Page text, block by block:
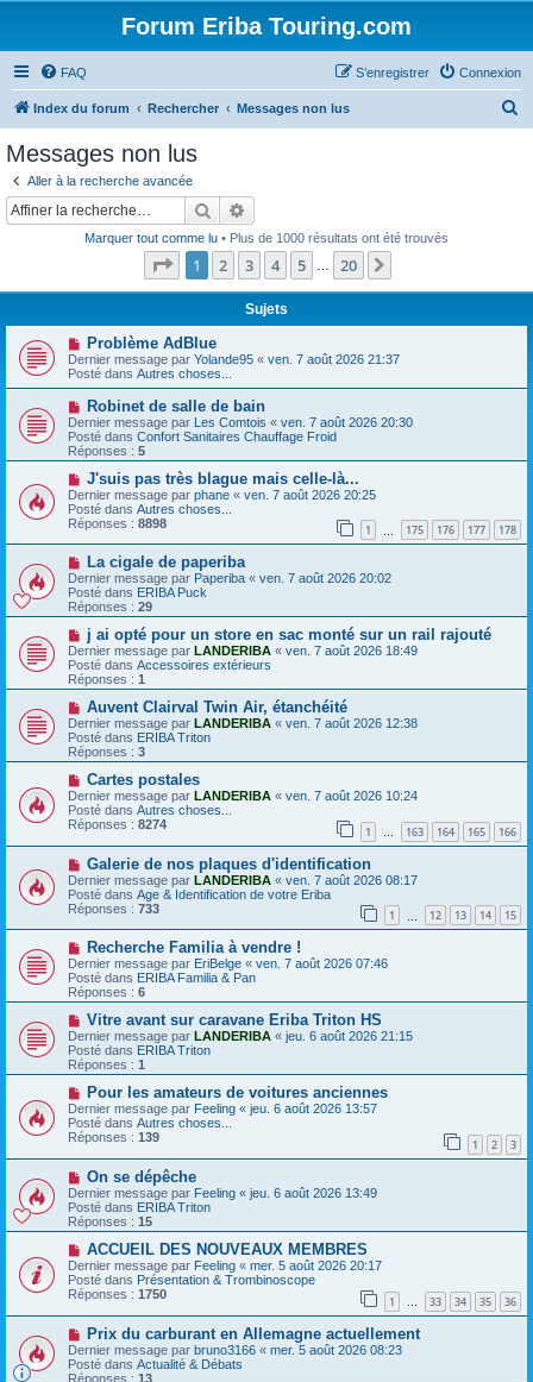
Forum Eriba Touring.com
FAQ Connexion
S’enregistrer
Index du forum Rechercher Messages non lus
Messages non lus
Aller à la recherche avancée
Rechercher
Marquer tout comme lu • Plus de 1000 résultats ont été trouvés
Page 1sur20
1 2 3 4 5 20
Sujets
N
o
u
v
e
a
u
m
e
s
a
g
e
Problème AdBlue
Dernier message par Yolande95 « ven. 7 août 2026 21:37
Posté dans Autres choses...
N
o
u
v
e
u
m
e
s
s
a
g
e
Robinet de salle de bain
Dernier message par Les Comtois « ven. 7 août 2026 20:30
Posté dans Confort Sanitaires Chauffage Froid
Réponses : 5
N
o
u
v
e
a
m
e
s
s
a
g
e
J'suis pas très blague mais celle-là...
Dernier message par phane « ven. 7 août 2026 20:25
Posté dans Autres choses...
Réponses : 8898 1 175 176 177 178
N
o
u
v
e
a
u
m
e
s
a
g
e
La cigale de paperiba
Dernier message par Paperiba « ven. 7 août 2026 20:02
Posté dans ERIBA Puck
Réponses : 29
N
o
u
v
e
u
m
e
s
s
a
g
e
j ai opté pour un store en sac monté sur un rail rajouté
Dernier message par LANDERIBA « ven. 7 août 2026 18:49
Posté dans Accessoires extérieurs
Réponses : 1
N
o
u
v
e
a
m
e
s
s
a
g
e
Auvent Clairval Twin Air, étanchéité
Dernier message par LANDERIBA « ven. 7 août 2026 12:38
Posté dans ERIBA Triton
Réponses : 3
N
o
u
v
e
a
u
m
e
s
s
a
e
Cartes postales
Dernier message par LANDERIBA « ven. 7 août 2026 10:24
Posté dans Autres choses...
Réponses : 8274 1 … 163 164 165 166
N
o
u
v
e
a
m
e
s
s
a
g
e
Galerie de nos plaques d'identification
Dernier message par LANDERIBA « ven. 7 août 2026 08:17
Posté dans Age & Identification de votre Eriba
Réponses : 733 1 12 13 14 15
N
o
u
v
e
a
u
m
e
s
s
a
g
e
Recherche Familia à vendre !
Dernier message par EriBelge « ven. 7 août 2026 07:46
Posté dans ERIBA Familia & Pan
Réponses : 6
N
o
u
v
e
a
u
m
e
s
s
a
g
e
Vitre avant sur caravane Eriba Triton HS
Dernier message par LANDERIBA « jeu. 6 août 2026 21:15
Posté dans ERIBA Triton
Réponses : 1
N
o
u
v
e
a
u
m
e
s
s
a
g
e
Pour les amateurs de voitures anciennes
Dernier message par Feeling « jeu. 6 août 2026 13:57
Posté dans Autres choses...
Réponses : 139 1 2 3
N
o
u
v
e
u
m
e
s
s
a
g
e
On se dépêche
Dernier message par Feeling « jeu. 6 août 2026 13:49
Posté dans ERIBA Triton
Réponses : 15
N
o
u
v
e
a
u
m
e
s
ACCUEIL DES NOUVEAUX MEMBRES
Dernier message par Feeling « mer. 5 août 2026 20:17
Posté dans Présentation & Trombinoscope
Réponses : 1750 1 … 33 34 35 36
N
o
u
v
Prix ​​du carburant en Allemagne actuellement
Dernier message par bruno3166 « mer. 5 août 2026 08:23
Posté dans Actualité & Débats
Réponses : 13